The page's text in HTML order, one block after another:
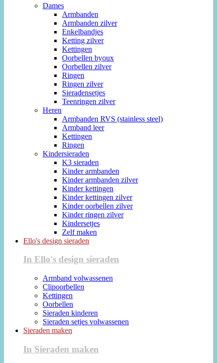
Dames
Armbanden
Armbanden zilver
Enkelbandjes
Ketting zilver
Kettingen
Oorbellen byoux
Oorbellen zilver
Ringen
Ringen zilver
Sieradensetjes
Teenringen zilver
Heren
Armbanden RVS (stainless steel)
Armband leer
Kettingen
Ringen
Kindersieraden
K3 sieraden
Kinder armbanden
Kinder armbanden zilver
Kinder kettingen
Kinder kettingen zilver
Kinder oorbellen zilver
Kinder ringen zilver
Kindersetjes
Zelf maken
Ello's design sieraden
In Ello's design sieraden
Armband volwassenen
Clipoorbellen
Kettingen
Oorbellen
Sieraden kinderen
Sieraden setjes volwassenen
Sieraden maken
In Sieraden maken